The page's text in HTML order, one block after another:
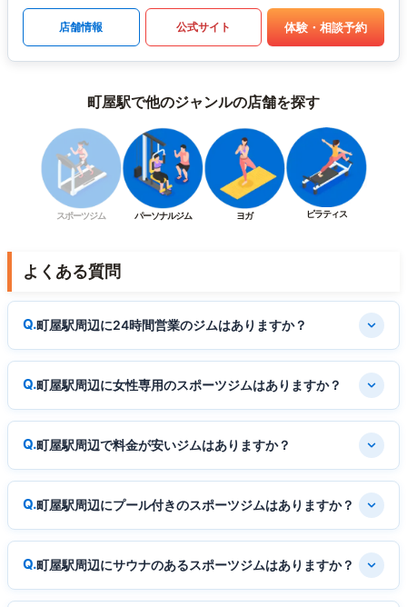
店舗情報 公式サイト 体験・相談予約
町屋駅で他のジャンルの店舗を探す
スポーツジム パーソナルジム ヨガ ピラティス
よくある質問
町屋駅周辺に24時間営業のジムはありますか？
町屋駅周辺に女性専用のスポーツジムはありますか？
町屋駅周辺で料金が安いジムはありますか？
町屋駅周辺にプール付きのスポーツジムはありますか？
町屋駅周辺にサウナのあるスポーツジムはありますか？